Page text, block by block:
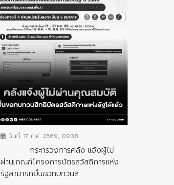
ข่าวประชาสัมพันธ์
วันที่ 17 ก.ค. 2569, 09:38
กระทรวงการคลัง แจ้งผู้ไม่
ผ่านเกณฑ์โครงการบัตรสวัสดิการแห่ง
รัฐสามารถยื่นขอทบทวนสิ...